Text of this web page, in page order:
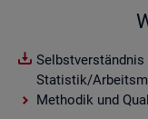
Selbstverständnis
Statistik/
Methodik und